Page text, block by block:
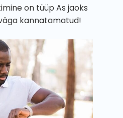
on tüüp As jaoks
kannatamatud!